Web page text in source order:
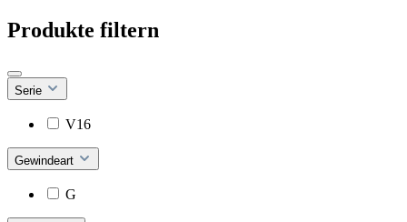
Produkte filtern
Serie
V16
Gewindeart
G